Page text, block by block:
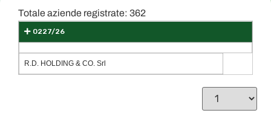
Totale aziende registrate: 362
0227/26
R.D. HOLDING & CO. Srl